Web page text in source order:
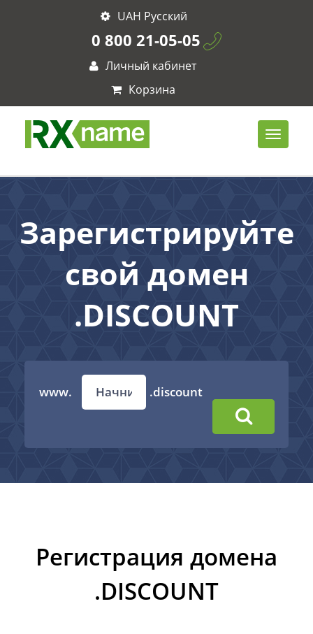
UAH Русский
0 800 21-05-05
Личный кабинет
Корзина
Зарегистрируйте
свой домен
.DISCOUNT
www. .discount
Регистрация домена
.DISCOUNT